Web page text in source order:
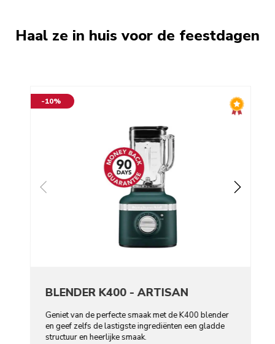
Haal ze in huis voor de feestdagen
-10%
BLENDER K400 - ARTISAN
Geniet van de perfecte smaak met de K400 blender
en geef zelfs de lastigste ingrediënten een gladde
structuur en heerlijke smaak.